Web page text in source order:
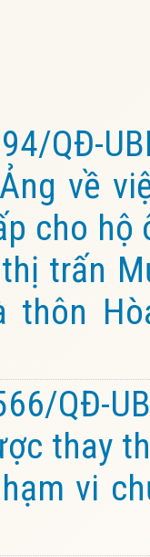
QĐ-
về
cho hộ
trấn
thôn
QĐ-
thay
vi